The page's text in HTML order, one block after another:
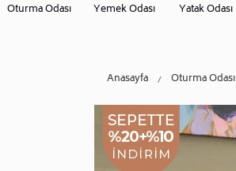
Oturma Odası Yemek Odası Yatak Odası
Anasayfa Oturma Odası